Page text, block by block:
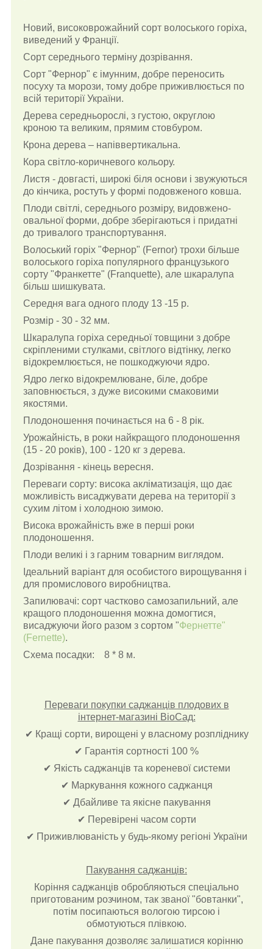
Новий, високоврожайний сорт волоського горіха,
виведений у Франції.
Сорт середнього терміну дозрівання.
Сорт "Фернор" є імунним, добре переносить
посуху та морози, тому добре приживлюється по
всій території України.
Дерева середньорослі, з густою, округлою
кроною та великим, прямим стовбуром.
Крона дерева – напіввертикальна.
Кора світло-коричневого кольору.
Листя - довгасті, широкі біля основи і звужуються
до кінчика, ростуть у формі подовженого ковша.
Плоди світлі, середнього розміру, видовжено-
овальної форми, добре зберігаються і придатні
до тривалого транспортування.
Волоський горіх "Фернор" (Fernor) трохи більше
волоського горіха популярного французького
сорту "Франкетте" (Franquette), але шкаралупа
більш шишкувата.
Середня вага одного плоду 13 -15 р.
Розмір - 30 - 32 мм.
Шкаралупа горіха середньої товщини з добре
скріпленими стулками, світлого відтінку, легко
відокремлюється, не пошкоджуючи ядро.
Ядро легко відокремлюване, біле, добре
заповнюється, з дуже високими смаковими
якостями.
Плодоношення починається на 6 - 8 рік.
Урожайність, в роки найкращого плодоношення
(15 - 20 років), 100 - 120 кг з дерева.
Дозрівання - кінець вересня.
Переваги сорту: висока акліматизація, що дає
можливість висаджувати дерева на території з
сухим літом і холодною зимою.
Висока врожайність вже в перші роки
плодоношення.
Плоди великі і з гарним товарним виглядом.
Ідеальний варіант для особистого вирощування і
для промислового виробництва.
Запилювачі: сорт частково самозапильний, але
кращого плодоношення можна домогтися,
висаджуючи його разом з сортом "Фернетте"
(Fernette).
Схема посадки: 8 * 8 м.
Переваги покупки саджанців плодових в
інтернет-магазині ВіоСад:
✔ Кращі сорти, вирощені у власному розпліднику
✔ Гарантія сортності 100 %
✔ Якість саджанців та кореневої системи
✔ Маркування кожного саджанця
✔ Дбайливе та якісне пакування
✔ Перевірені часом сорти
✔ Приживлюваність у будь-якому регіоні України
Пакування саджанців:
Коріння саджанців обробляються спеціально
приготованим розчином, так званої "бовтанки",
потім посипаються вологою тирсою і
обмотуються плівкою.
Дане пакування дозволяє залишатися корінню